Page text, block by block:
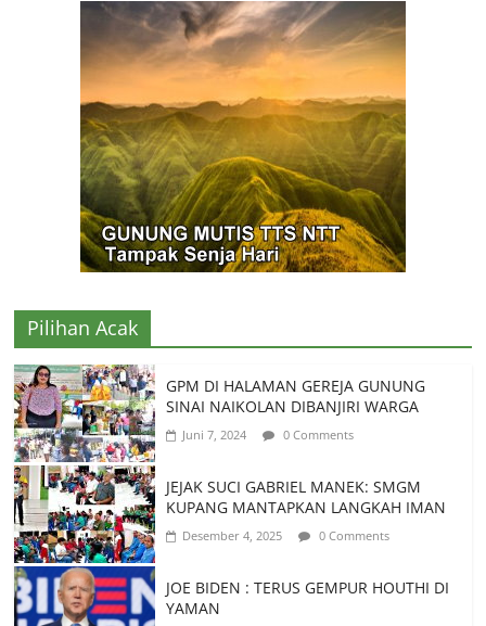
Pilihan Acak
GPM DI HALAMAN GEREJA GUNUNG
SINAI NAIKOLAN DIBANJIRI WARGA
Juni 7, 2024 0 Comments
JEJAK SUCI GABRIEL MANEK: SMGM
KUPANG MANTAPKAN LANGKAH IMAN
Desember 4, 2025 0 Comments
JOE BIDEN : TERUS GEMPUR HOUTHI DI
YAMAN